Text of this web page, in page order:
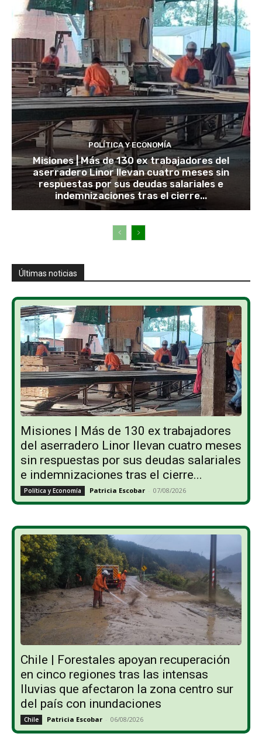
POLÍTICA Y ECONOMÍA
Misiones | Más de 130 ex trabajadores del
aserradero Linor llevan cuatro meses sin
respuestas por sus deudas salariales e
indemnizaciones tras el cierre...
Últimas noticias
Misiones | Más de 130 ex trabajadores
del aserradero Linor llevan cuatro meses
sin respuestas por sus deudas salariales
e indemnizaciones tras el cierre...
Política y Economía Patricia Escobar - 07/08/2026
Chile | Forestales apoyan recuperación
en cinco regiones tras las intensas
lluvias que afectaron la zona centro sur
del país con inundaciones
Chile Patricia Escobar - 06/08/2026